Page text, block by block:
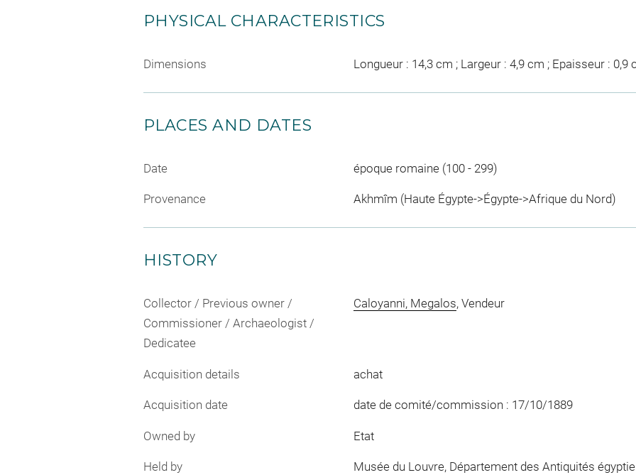
PHYSICAL CHARACTERISTICS
Dimensions Longueur : 14,3 cm ; Largeur : 4,9 cm ; Epaisseur : 0,9
PLACES AND DATES
Date époque romaine (100 - 299)
Provenance Akhmîm (Haute Égypte->Égypte->Afrique du Nord)
HISTORY
Collector / Previous owner /
Commissioner / Archaeologist /
Dedicatee
Caloyanni, Megalos, Vendeur
Acquisition details achat
Acquisition date date de comité/commission : 17/10/1889
Owned by Etat
Held by Musée du Louvre, Département des Antiquités